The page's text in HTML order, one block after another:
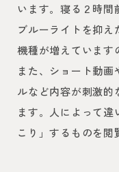
います。寝る２時間
ブルーライトを抑え
機種が増えています
また、ショート動
ルなど内容が刺激的
ます。人によって
こり」するものを閲